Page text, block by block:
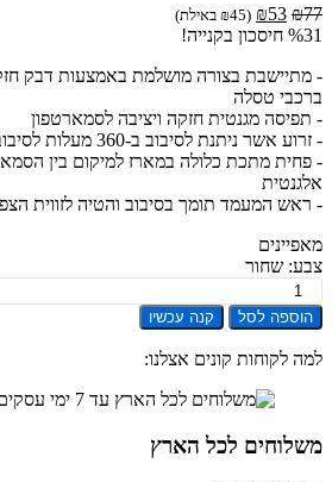
המחיר
המקורי
₪77.
₪53 המחיר
הנוכחי
₪53.
(
₪45 באילת)
בצורה מושלמת באמצעות דבק חזק
טסלה
מגנטית חזקה ויציבה לסמארטפון
ניתנת לסיבוב ב-360 מעלות לסיבוב בדיוק לכיוון הצפייה הרצוי
מתכת כלולה במארז למיקום בין
המעמד תומך בסיבוב והטיה לזווית
שחור
לסל קנה עכשיו
לקוחות קונים אצלנו:
לכל הארץ